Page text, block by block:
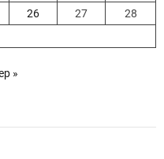
26 27
28
»